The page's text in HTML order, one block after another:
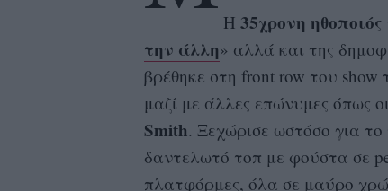
H35χρονη ηθοποιός
την άλλη» αλλά και της
βρέθηκε στη front row του show
μαζί με άλλες επώνυμες όπως οι
Smith. Ξεχώρισε ωστόσο για
δαντελωτό τοπ με φούστα σε
πλατφόρμες, όλα σε μαύρο